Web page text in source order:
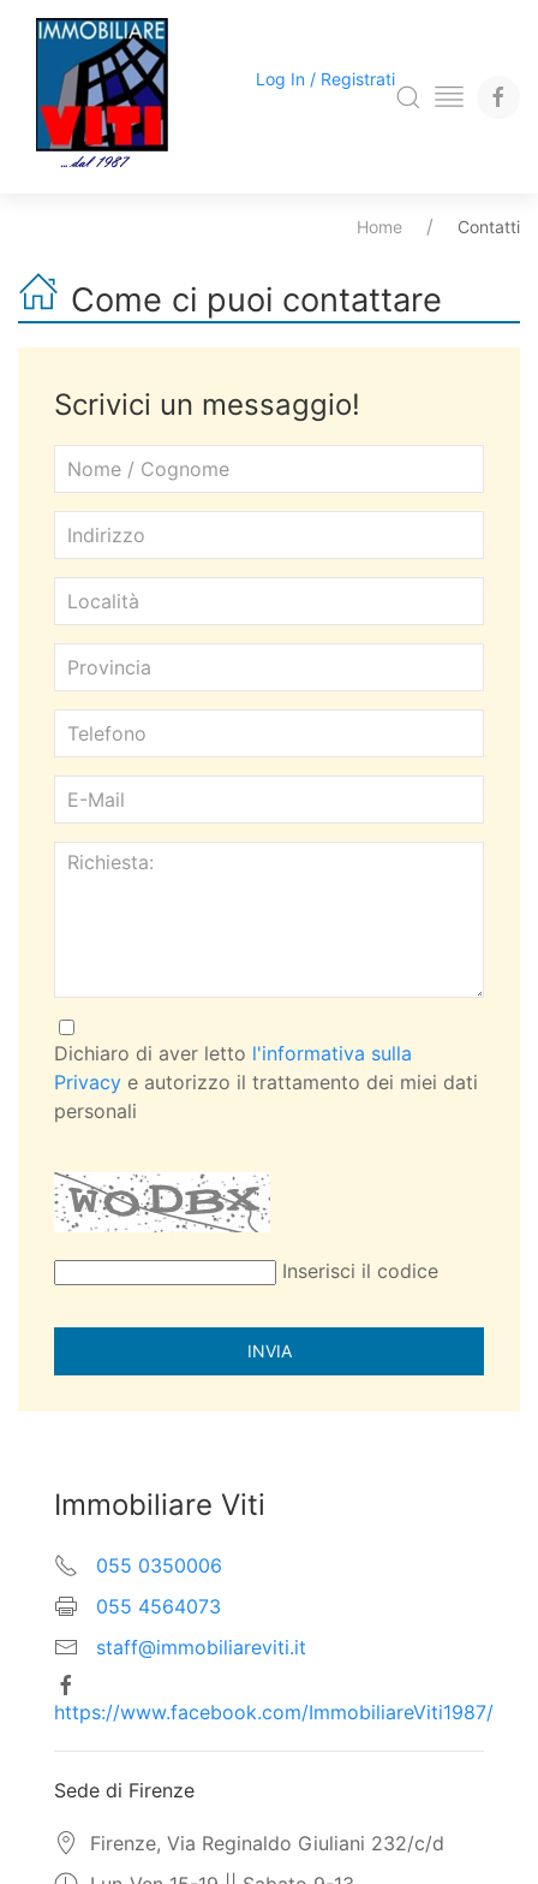
Log In / Registrati
Home Contatti
Come ci puoi contattare
Scrivici un messaggio!
Dichiaro di aver letto l'informativa sulla
Privacy e autorizzo il trattamento dei miei dati
personali
Inserisci il codice
Immobiliare Viti
055 0350006
055 4564073
staff@immobiliareviti.it
https://www.facebook.com/ImmobiliareViti1987/
Sede di Firenze
Firenze, Via Reginaldo Giuliani 232/c/d